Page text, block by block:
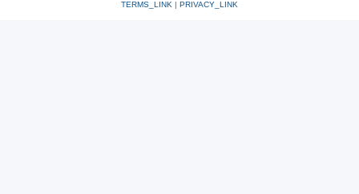
PRIVACY_LINK
|
TERMS_LINK